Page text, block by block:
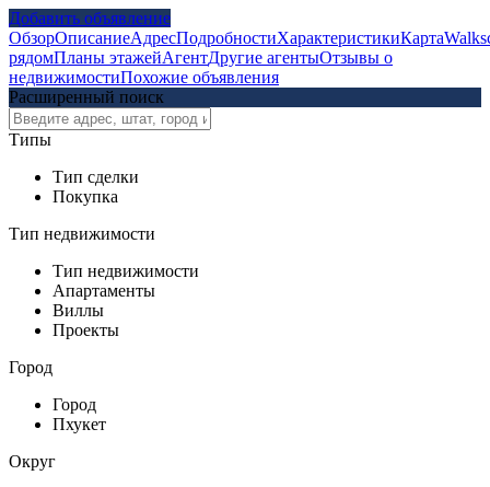
Добавить объявление
ОбзорОписаниеАдресПодробностиХарактеристикиКарта
рядомПланы этажейАгентДругие агентыОтзывы о
недвижимостиПохожие объявления
Расширенный поиск
Типы
Тип сделки
Покупка
Тип недвижимости
Тип недвижимости
Апартаменты
Виллы
Проекты
Город
Город
Пхукет
Округ